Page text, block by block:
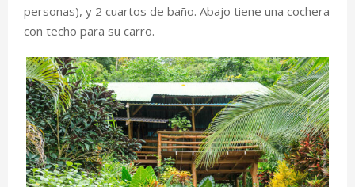
personas), y 2 cuartos de baño. Abajo tiene una cochera
con techo para su carro.